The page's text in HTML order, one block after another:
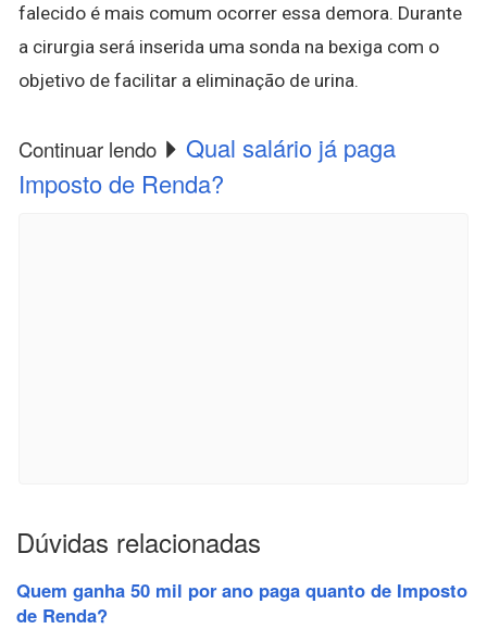
falecido é mais comum ocorrer essa demora. Durante
a cirurgia será inserida uma sonda na bexiga com o
objetivo de facilitar a eliminação de urina.
Continuar lendo
Qual salário já paga
Imposto de Renda?
Dúvidas relacionadas
Quem ganha 50 mil por ano paga quanto de Imposto
de Renda?